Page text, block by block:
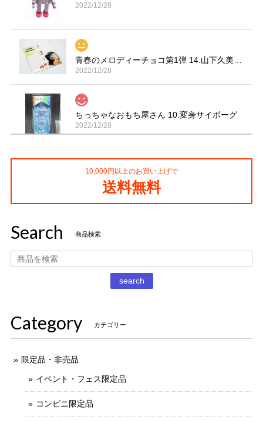
2022/12/28
2022/12/28
ちっちゃなおもち屋さん 10.変身サイボーグ
2022/12/28
2021/11/13
丁寧な梱包で本日受け取りました。 だるまストーブ探してた
のでとても嬉しいです 扇風機もブタの蚊取り線香も可愛いで
10,000円以上のお買い上げで
送料無料
Search 商品検索
search
Category カテゴリー
限定品・非売品
イベント・フェス限定品
コンビニ限定品